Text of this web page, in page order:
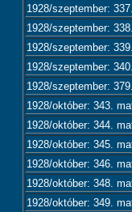
1928/szeptember:
1928/szeptember:
1928/szeptember:
1928/szeptember:
1928/szeptember:
1928/október: 343.
1928/október: 344.
1928/október: 345.
1928/október: 346.
1928/október: 348.
1928/október: 349.